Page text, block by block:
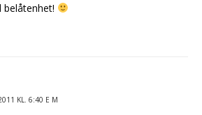
belåtenhet!
KL. 6:40 E M